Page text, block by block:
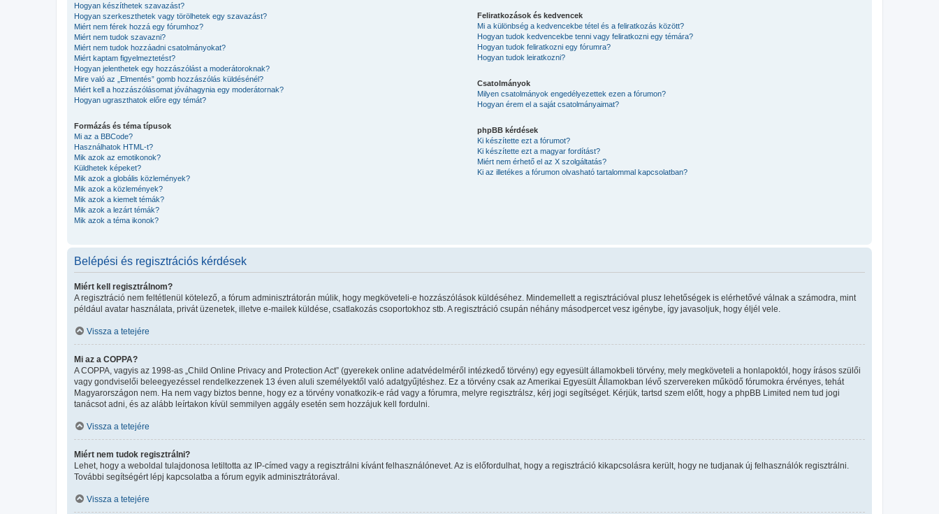
Hogyan készíthetek szavazást?
Hogyan szerkeszthetek vagy törölhetek egy szavazást?
Miért nem férek hozzá egy fórumhoz?
Miért nem tudok szavazni?
Miért nem tudok hozzáadni csatolmányokat?
Miért kaptam figyelmeztetést?
Hogyan jelenthetek egy hozzászólást a moderátoroknak?
Mire való az „Elmentés” gomb hozzászólás küldésénél?
Miért kell a hozzászólásomat jóváhagynia egy moderátornak?
Hogyan ugraszthatok előre egy témát?
Formázás és téma típusok
Mi az a BBCode?
Használhatok HTML-t?
Mik azok az emotikonok?
Küldhetek képeket?
Mik azok a globális közlemények?
Mik azok a közlemények?
Mik azok a kiemelt témák?
Mik azok a lezárt témák?
Mik azok a téma ikonok?
Feliratkozások és kedvencek
Mi a különbség a kedvencekbe tétel és a feliratkozás között?
Hogyan tudok kedvencekbe tenni vagy feliratkozni egy témára?
Hogyan tudok feliratkozni egy fórumra?
Hogyan tudok leiratkozni?
Csatolmányok
Milyen csatolmányok engedélyezettek ezen a fórumon?
Hogyan érem el a saját csatolmányaimat?
phpBB kérdések
Ki készítette ezt a fórumot?
Ki készítette ezt a magyar fordítást?
Miért nem érhető el az X szolgáltatás?
Ki az illetékes a fórumon olvasható tartalommal kapcsolatban?
Belépési és regisztrációs kérdések
Miért kell regisztrálnom?
A regisztráció nem feltétlenül kötelező, a fórum adminisztrátorán múlik, hogy megköveteli-e hozzászólások küldéséhez. Mindemellett a regisztrációval plusz lehetőségek is elérhetővé válnak a számodra, mint
például avatar használata, privát üzenetek, illetve e-mailek küldése, csatlakozás csoportokhoz stb. A regisztráció csupán néhány másodpercet vesz igénybe, így javasoljuk, hogy éljél vele.
Vissza a tetejére
Mi az a COPPA?
A COPPA, vagyis az 1998-as „Child Online Privacy and Protection Act” (gyerekek online adatvédelméről intézkedő törvény) egy egyesült államokbeli törvény, mely megköveteli a honlapoktól, hogy írásos szülői
vagy gondviselői beleegyezéssel rendelkezzenek 13 éven aluli személyektől való adatgyűjtéshez. Ez a törvény csak az Amerikai Egyesült Államokban lévő szervereken működő fórumokra érvényes, tehát
Magyarországon nem. Ha nem vagy biztos benne, hogy ez a törvény vonatkozik-e rád vagy a fórumra, melyre regisztrálsz, kérj jogi segítséget. Kérjük, tartsd szem előtt, hogy a phpBB Limited nem tud jogi
tanácsot adni, és az alább leírtakon kívül semmilyen aggály esetén sem hozzájuk kell fordulni.
Vissza a tetejére
Miért nem tudok regisztrálni?
Lehet, hogy a weboldal tulajdonosa letiltotta az IP-címed vagy a regisztrálni kívánt felhasználónevet. Az is előfordulhat, hogy a regisztráció kikapcsolásra került, hogy ne tudjanak új felhasználók regisztrálni.
További segítségért lépj kapcsolatba a fórum egyik adminisztrátorával.
Vissza a tetejére